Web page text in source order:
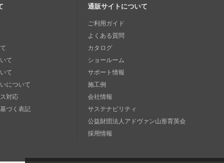
て
て
について
対応
づく表記
通販サイトについて
ご利用ガイド
よくある質問
カタログ
ショールーム
サポート情報
施工例
会社情報
サステナビリティ
公益財団法人アドヴァン山形育英会
採用情報